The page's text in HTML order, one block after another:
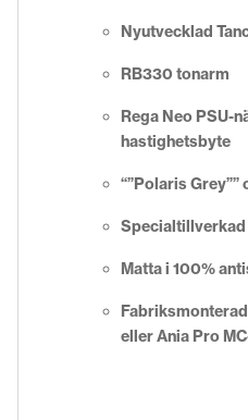
Nyutvecklad
RB330 tonarm
Rega Neo PSU-
hastighetsbyte
“”Polaris
Matta i 100%
eller Ania Pro